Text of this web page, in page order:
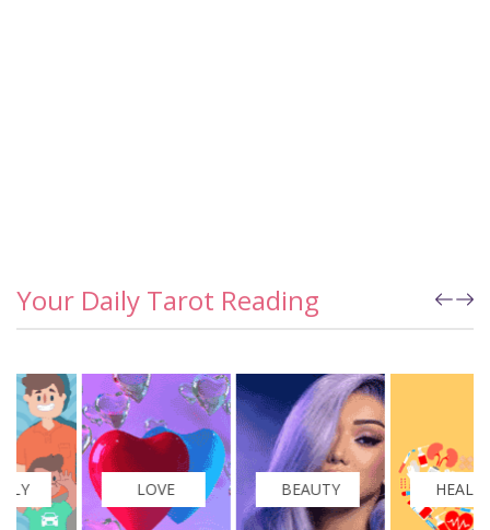
Your Daily Tarot Reading
LOVE BEAUTY HEALTH